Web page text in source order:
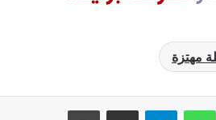
مهتزة
واتسابتيلقراممشاركة عبر البريد طباعة